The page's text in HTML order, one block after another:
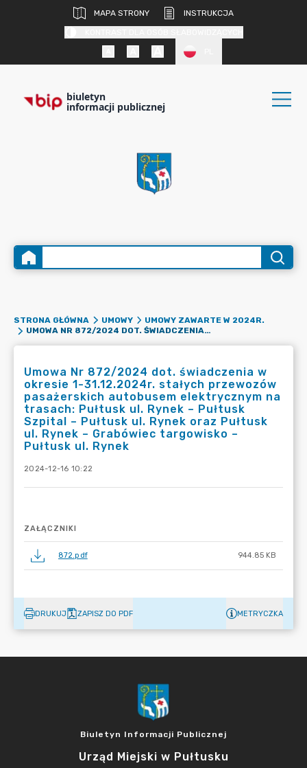
MAPA STRONY
INSTRUKCJA
biuletyn
informacji publicznej
STRONA GŁÓWNA UMOWY
UMOWY ZAWARTE W 2024R.
UMOWA NR 872/2024 DOT. ŚWIADCZENIA W OKRESIE 1-31.12.2024R. STAŁYCH PRZEWOZÓW PASAŻERSKICH AUTOBUSEM ELEKTRYCZNYM NA TRASACH: PUŁTUSK UL. RYNEK – PUŁTUSK SZPITAL – PUŁTUSK UL. RYNEK ORAZ PUŁTUSK UL. RYNEK – GRABÓWIEC TARGOWISKO – PUŁTUSK UL. RYNEK
Umowa Nr 872/2024 dot. świadczenia w
okresie 1-31.12.2024r. stałych przewozów
pasażerskich autobusem elektrycznym na
trasach: Pułtusk ul. Rynek – Pułtusk
Szpital – Pułtusk ul. Rynek oraz Pułtusk
ul. Rynek – Grabówiec targowisko –
Pułtusk ul. Rynek
2024-12-16 10:22
ZAŁĄCZNIKI
872.pdf 944.85 KB
DRUKUJ ZAPISZ DO PDF METRYCZKA
Biuletyn Informacji Publicznej
Urząd Miejski w Pułtusku